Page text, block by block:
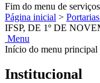
Fim do menu de serviços
Página inicial >
IFSP, DE 1º DE
Menu
Início do menu principal
Institucional